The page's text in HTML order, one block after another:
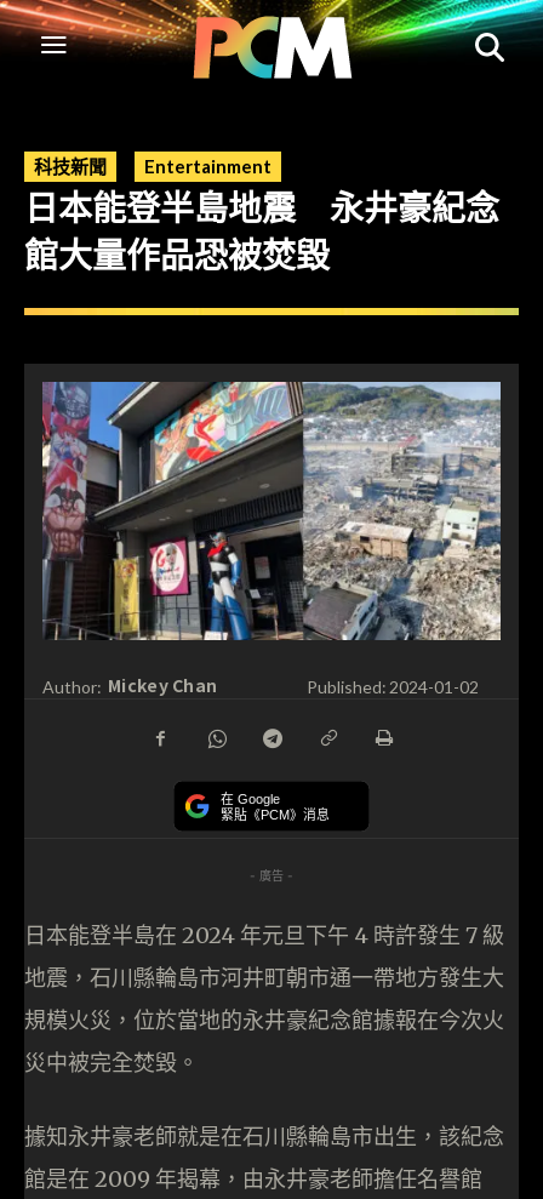
科技新聞 Entertainment
日本能登半島地震 永井豪紀念
館大量作品恐被焚毀
Author: Mickey Chan Published: 2024-01-02
在 Google
緊貼《PCM》消息
- 廣告 -
日本能登半島在 2024 年元旦下午 4 時許發生 7 級
地震，石川縣輪島市河井町朝市通一帶地方發生大
規模火災，位於當地的永井豪紀念館據報在今次火
災中被完全焚毀。
據知永井豪老師就是在石川縣輪島市出生，該紀念
館是在 2009 年揭幕，由永井豪老師擔任名譽館